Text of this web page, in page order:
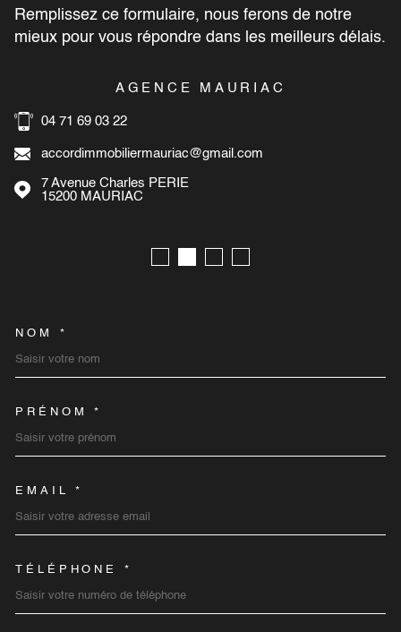
Remplissez ce formulaire, nous ferons de notre
mieux pour vous répondre dans les meilleurs délais.
AGENCE MAURIAC
04 71 69 03 22
accordimmobiliermauriac@gmail.com
7 Avenue Charles PERIE
15200
MAURIAC
NOM *
PRÉNOM *
EMAIL *
TÉLÉPHONE *